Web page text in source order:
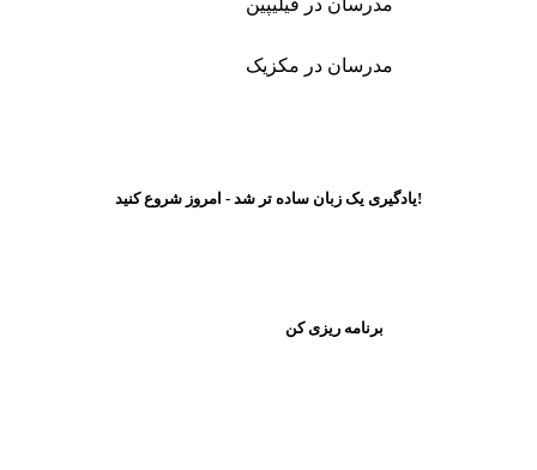
مدرسان در مکزیک
یادگیری یک زبان ساده تر شد - امروز شروع کنید!
برنامه ریزی کن